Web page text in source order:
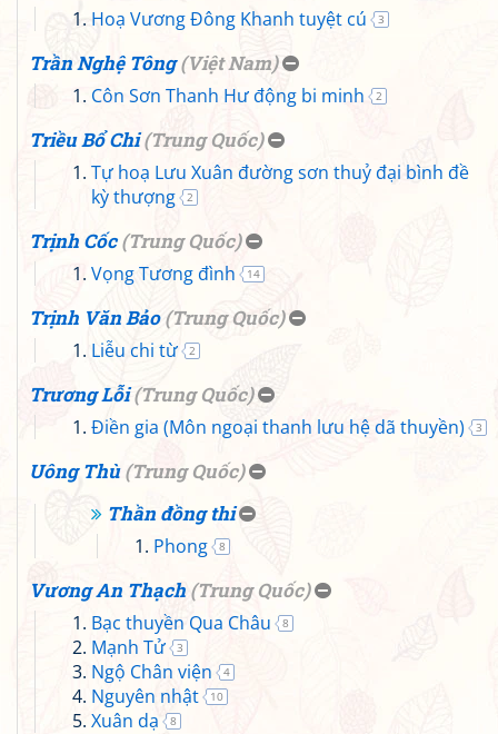
Hoạ Vương Đông Khanh tuyệt cú 3
Trần Nghệ Tông (Việt Nam)
Côn Sơn Thanh Hư động bi minh 2
Triều Bổ Chi (Trung Quốc)
Tự hoạ Lưu Xuân đường sơn thuỷ đại bình đề
kỳ thượng
2
Trịnh Cốc (Trung Quốc)
Vọng Tương đình 14
Trịnh Văn Bảo (Trung Quốc)
Liễu chi từ 2
Trương Lỗi (Trung Quốc)
Điền gia (Môn ngoại thanh lưu hệ dã thuyền) 3
Uông Thù (Trung Quốc)
Thần đồng thi
Phong 8
Vương An Thạch (Trung Quốc)
Bạc thuyền Qua Châu 8
Mạnh Tử 3
Ngộ Chân viện 4
Nguyên nhật 10
Xuân dạ 8